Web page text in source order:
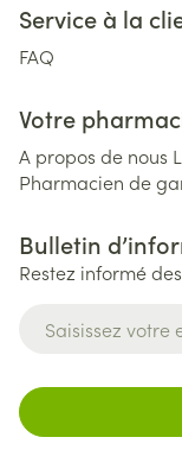
Service à la
FAQ
Votre
A propos de nous
Pharmacien de
Bulletin
Restez informé